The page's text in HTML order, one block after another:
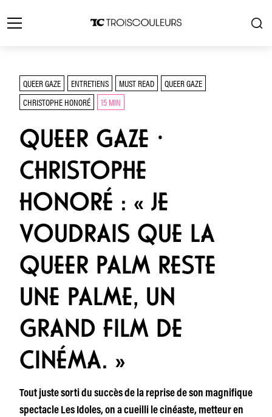
QUEER GAZE ENTRETIENS MUST READ
QUEER GAZE
CHRISTOPHE HONORÉ
15 MIN
QUEER GAZE ⸱
CHRISTOPHE
HONORÉ : « JE
VOUDRAIS QUE LA
QUEER PALM RESTE
UNE PALME, UN
GRAND FILM DE
CINÉMA. »
Tout juste sorti du succès de la reprise de son magnifique
spectacle Les Idoles, on a cueilli le cinéaste, metteur en